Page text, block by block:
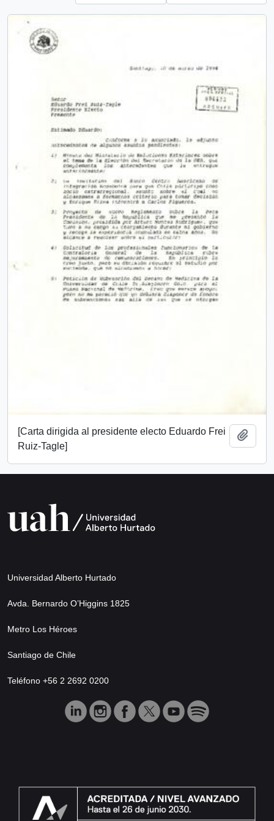
[Carta dirigida al presidente electo Eduardo Frei
Ruiz-Tagle]
Universidad Alberto Hurtado
Avda. Bernardo O’Higgins 1825
Metro Los Héroes
Santiago de Chile
Teléfono +56 2 2692 0200